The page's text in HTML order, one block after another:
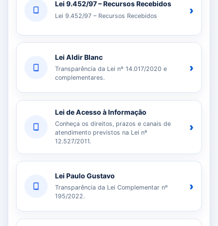
Lei 9.452/97 – Recursos Recebidos
Lei 9.452/97 – Recursos Recebidos ›
Lei Aldir Blanc
Transparência da Lei nº 14.017/2020 e
complementares.
›
Lei de Acesso à Informação
Conheça os direitos, prazos e canais de
atendimento previstos na Lei nº
12.527/2011.
›
Lei Paulo Gustavo
Transparência da Lei Complementar nº
195/2022.
›